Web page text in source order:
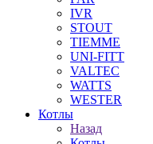
IVR
STOUT
TIEMME
UNI-FITT
VALTEC
WATTS
WESTER
Котлы
Назад